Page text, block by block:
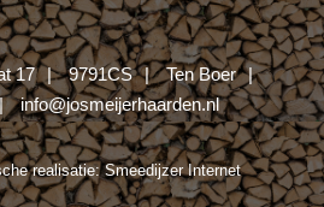
17 9791CS
Ten Boer
info@josmeijerhaarden.nl
realisatie:Smeedijzer Internet